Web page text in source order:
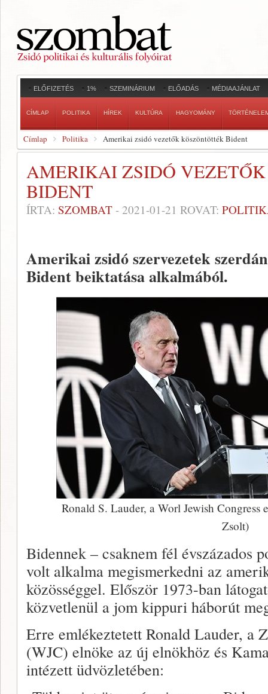
ELŐFIZETÉS 1% SZEMINÁRIUM ELŐADÁS MÉDIAAJÁNLAT
CÍMLAP POLITIKA HÍREK KULTÚRA HAGYOMÁNY
Címlap Politika Amerikai zsidó vezetők köszöntötték Bident
AMERIKAI ZSIDÓ
BIDENT
ÍRTA: SZOMBAT - 2021-01-21 ROVAT:
Amerikai zsidó szervezetek
Bident beiktatása alkalmából.
Ronald S. Lauder, a Worl Jewish
Zsolt)
Bidennek – csaknem fél évszázados
volt alkalma megismerkedni az
közösséggel. Először 1973-ban
közvetlenül a jom kippuri háborút
Erre emlékeztetett Ronald Lauder, a
(WJC) elnöke az új elnökhöz és
intézett üdvözletében: